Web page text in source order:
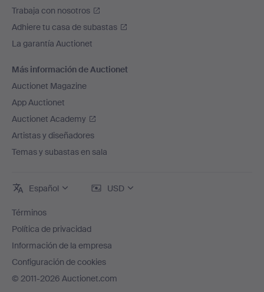
Trabaja con nosotros
Adhiere tu casa de subastas
La garantía Auctionet
Más información de Auctionet
Auctionet Magazine
App Auctionet
Auctionet Academy
Artistas y diseñadores
Temas y subastas en sala
Español USD
Términos
Política de privacidad
Información de la empresa
Configuración de cookies
© 2011-2026 Auctionet.com